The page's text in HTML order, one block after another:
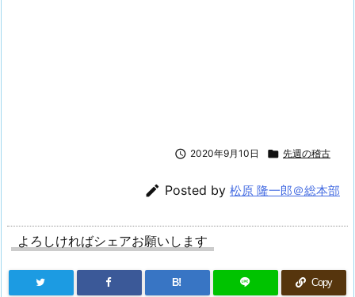
 2020年9月10日  先週の稽古
 Posted by 松原 隆一郎＠総本部
よろしければシェアお願いします
B! Copy